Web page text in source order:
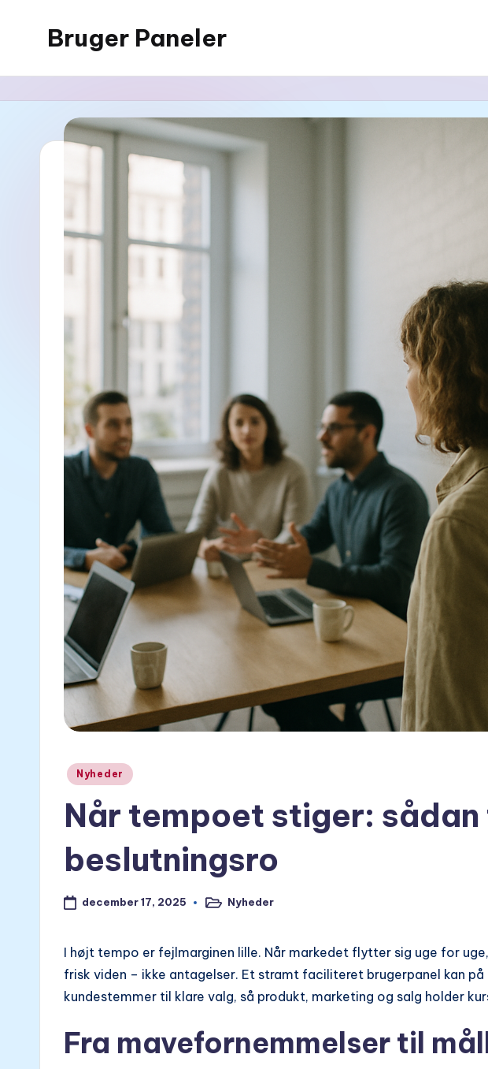
Bruger Paneler
Posted
Nyheder
Når tempoet stiger: sådan
beslutningsro
december 17, 2025
PostedNyheder
I højt tempo er fejlmarginen lille. Når markedet flytter sig uge for
frisk viden – ikke antagelser. Et stramt faciliteret brugerpanel kan
kundestemmer til klare valg, så produkt, marketing og salg holder
Fra mavefornemmelser til